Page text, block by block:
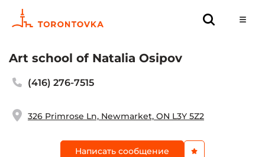
Art school of Natalia Osipov
(416) 276-7515
326 Primrose Ln, Newmarket, ON L3Y 5Z2
Написать сообщение